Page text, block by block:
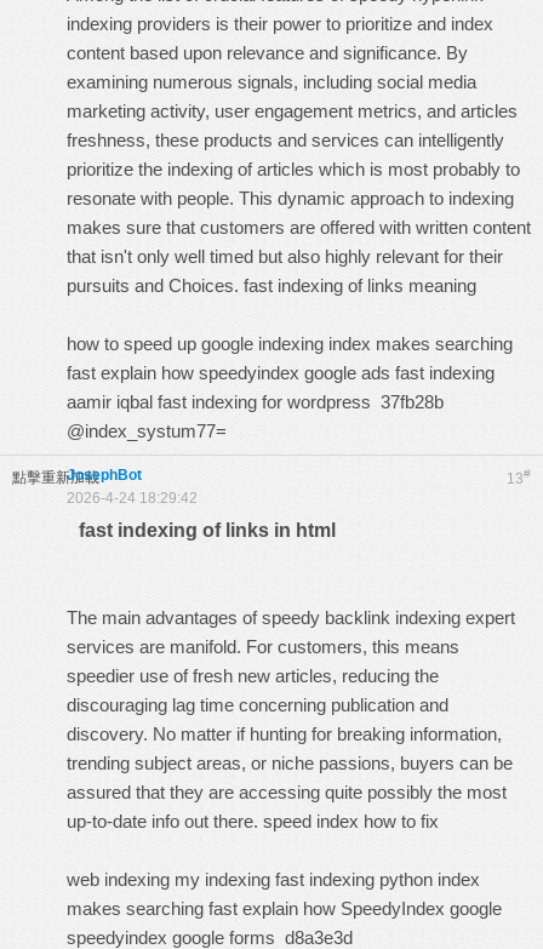
indexing providers is their power to prioritize and index
content based upon relevance and significance. By
examining numerous signals, including social media
marketing activity, user engagement metrics, and articles
freshness, these products and services can intelligently
prioritize the indexing of articles which is most probably to
resonate with people. This dynamic approach to indexing
makes sure that customers are offered with written content
that isn't only well timed but also highly relevant for their
pursuits and Choices. fast indexing of links meaning
how to speed up google indexing index makes searching
fast explain how speedyindex google ads fast indexing
aamir iqbal fast indexing for wordpress 37fb28b
@index_systum77=
點擊重新加載 13#
JosephBot
2026-4-24 18:29:42
fast indexing of links in html
The main advantages of speedy backlink indexing expert
services are manifold. For customers, this means
speedier use of fresh new articles, reducing the
discouraging lag time concerning publication and
discovery. No matter if hunting for breaking information,
trending subject areas, or niche passions, buyers can be
assured that they are accessing quite possibly the most
up-to-date info out there. speed index how to fix
web indexing my indexing fast indexing python index
makes searching fast explain how SpeedyIndex google
speedyindex google forms d8a3e3d